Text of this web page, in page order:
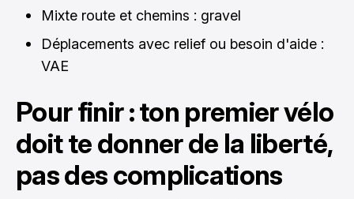
Mixte route et chemins : gravel
Déplacements avec relief ou besoin d'aide :
VAE
Pour finir : ton premier vélo
doit te donner de la liberté,
pas des complications